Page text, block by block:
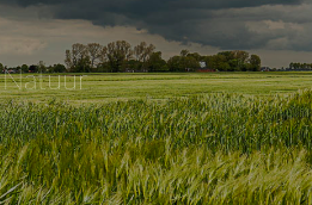
Natuur